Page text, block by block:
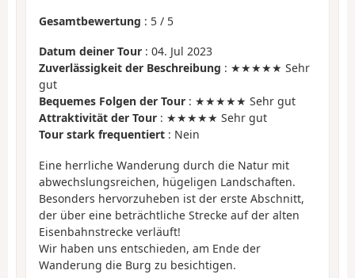
Gesamtbewertung : 5 / 5
Datum deiner Tour : 04. Jul 2023
Zuverlässigkeit der Beschreibung : ★★★★★ Sehr
gut
Bequemes Folgen der Tour : ★★★★★ Sehr gut
Attraktivität der Tour : ★★★★★ Sehr gut
Tour stark frequentiert : Nein
Eine herrliche Wanderung durch die Natur mit
abwechslungsreichen, hügeligen Landschaften.
Besonders hervorzuheben ist der erste Abschnitt,
der über eine beträchtliche Strecke auf der alten
Eisenbahnstrecke verläuft!
Wir haben uns entschieden, am Ende der
Wanderung die Burg zu besichtigen.